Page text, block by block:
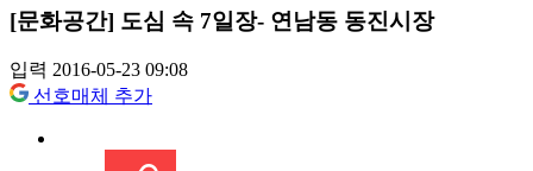
[문화공간] 도심 속 7일장- 연남동 동진시장
입력 2016-05-23 09:08
선호매체 추가